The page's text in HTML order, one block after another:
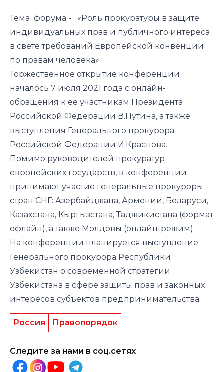
Тема форума - «Роль прокуратуры в защите
индивидуальных прав и публичного интереса
в свете требований Европейской конвенции
по правам человека».
Торжественное открытие конференции
началось 7 июля 2021 года с онлайн-
обращения к ее участникам Президента
Российской Федерации В.Путина, а также
выступления Генерального прокурора
Российской Федерации И.Краснова.
Помимо руководителей прокуратур
европейских государств, в конференции
принимают участие генеральные прокуроры
стран СНГ: Азербайджана, Армении, Беларуси,
Казахстана, Кыргызстана, Таджикистана (формат
офлайн), а также Молдовы (онлайн-режим).
На конференции планируется выступление
Генерального прокурора Республики
Узбекистан о современной стратегии
Узбекистана в сфере защиты прав и законных
интересов субъектов предпринимательства.
Россия Правопорядок
Следите за нами в соц.сетях